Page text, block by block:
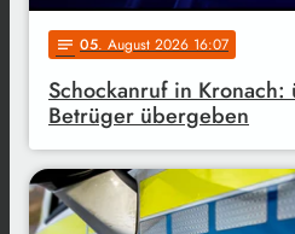
notes 05. August 2026 16:07
Schockanruf in
Betrüger übergeben